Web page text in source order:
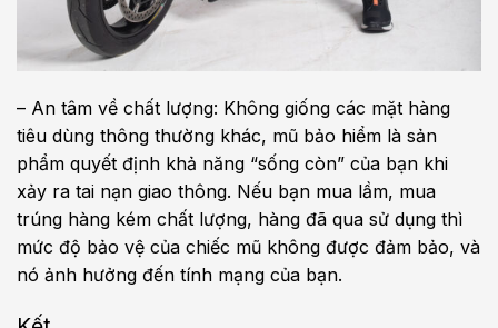
– An tâm về chất lượng: Không giống các mặt hàng
tiêu dùng thông thường khác, mũ bảo hiểm là sản
phẩm quyết định khả năng “sống còn” của bạn khi
xảy ra tai nạn giao thông. Nếu bạn mua lầm, mua
trúng hàng kém chất lượng, hàng đã qua sử dụng thì
mức độ bảo vệ của chiếc mũ không được đảm bảo, và
nó ảnh hưởng đến tính mạng của bạn.